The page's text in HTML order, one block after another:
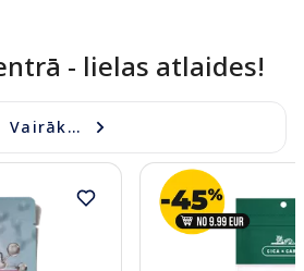
- lielas atlaides!
Vairāk...